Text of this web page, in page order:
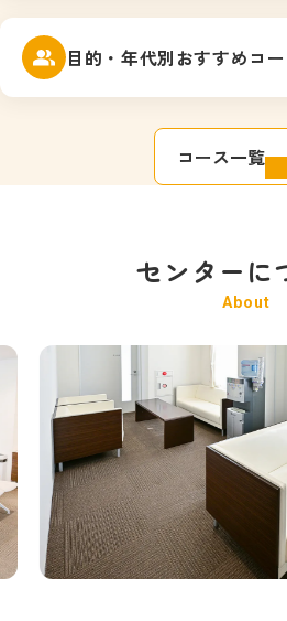
目的・年代別おすすめコ
コース一覧
センターに